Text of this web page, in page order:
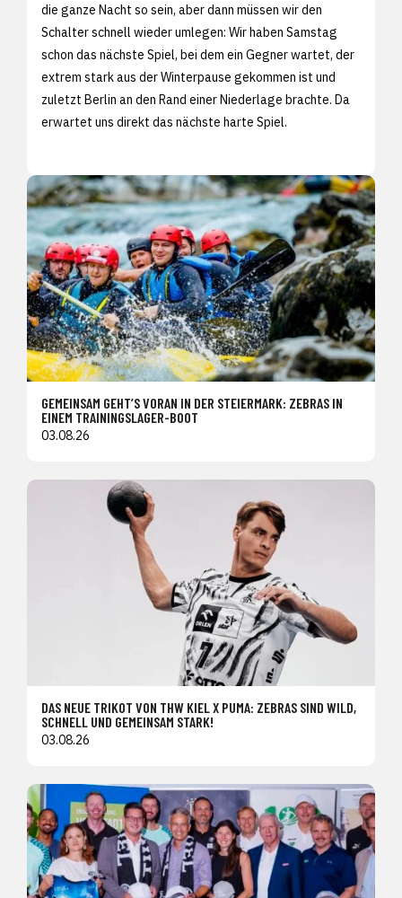
die ganze Nacht so sein, aber dann müssen wir den
Schalter schnell wieder umlegen: Wir haben Samstag
schon das nächste Spiel, bei dem ein Gegner wartet, der
extrem stark aus der Winterpause gekommen ist und
zuletzt Berlin an den Rand einer Niederlage brachte. Da
erwartet uns direkt das nächste harte Spiel.
GEMEINSAM GEHT’S VORAN IN DER STEIERMARK: ZEBRAS IN
EINEM TRAININGSLAGER-BOOT
03.08.26
DAS NEUE TRIKOT VON THW KIEL X PUMA: ZEBRAS SIND WILD,
SCHNELL UND GEMEINSAM STARK!
03.08.26